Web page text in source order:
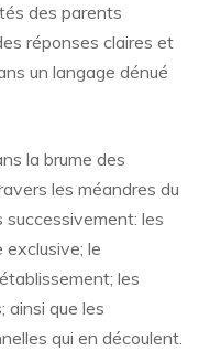
des parents
réponses claires et
un langage dénué
la brume des
les méandres du
successivement: les
le
les
ainsi que les
qui en découlent.